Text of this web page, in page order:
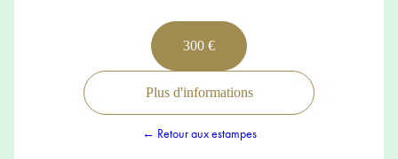
300 €
Plus d'informations
← Retour aux estampes